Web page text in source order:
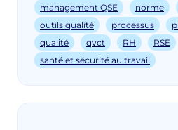
management QSE
norme
outils qualité
processus
qualité
qvct RH RSE
santé et sécurité au travail